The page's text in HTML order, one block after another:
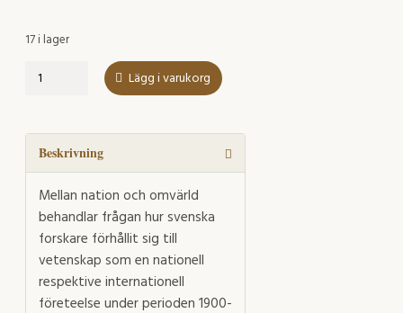
17 i lager
Mellan
omvärld
mängd
Lägg i varukorg
Beskrivning
Mellan nation och omvärld
behandlar frågan hur svenska
forskare förhållit sig till
vetenskap som en nationell
respektive internationell
företeelse under perioden 1900-